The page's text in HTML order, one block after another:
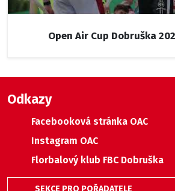
Open Air Cup Dobruška
Odkazy
Facebooková stránka OAC
Instagram OAC
Florbalový klub FBC Dobruška